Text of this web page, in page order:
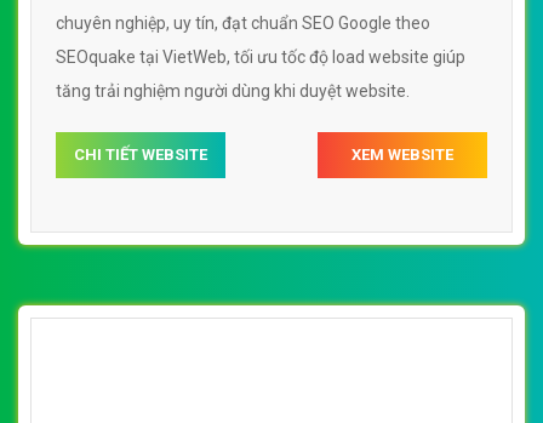
chuyên nghiệp, uy tín, đạt chuẩn SEO Google theo
SEOquake tại VietWeb, tối ưu tốc độ load website giúp
tăng trải nghiệm người dùng khi duyệt website.
CHI TIẾT WEBSITE XEM WEBSITE